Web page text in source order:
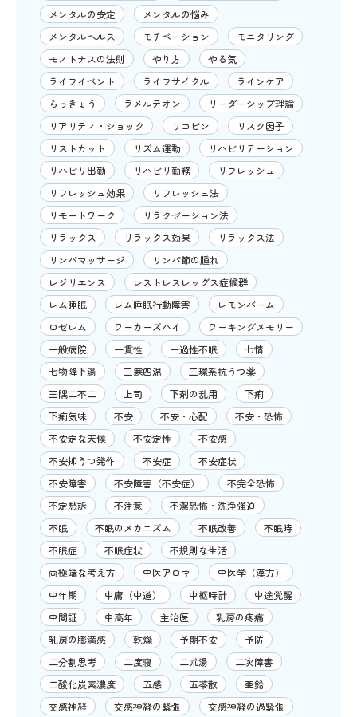
メンタルの安定
メンタルの悩み
メンタルヘルス
モチベーション
モニタリング
モノトナスの法則
やり方
やる気
ライフイベント
ライフサイクル
ラインケア
らっきょう
ラメルテオン
リーダーシップ理論
リアリティ・ショック
リコピン
リスク因子
リストカット
リズム運動
リハビリテーション
リハビリ出勤
リハビリ勤務
リフレッシュ
リフレッシュ効果
リフレッシュ法
リモートワーク
リラクゼーション法
リラックス
リラックス効果
リラックス法
リンパマッサージ
リンパ節の腫れ
レジリエンス
レストレスレッグス症候群
レム睡眠
レム睡眠行動障害
レモンバーム
ロゼレム
ワーカーズハイ
ワーキングメモリー
一般病院
一貫性 一過性不眠
七情
七物降下湯
三寒四温
三環系抗うつ薬
三隅二不二
上司 下剤の乱用
下痢
下痢気味
不安 不安・心配
不安・恐怖
不安定な天候
不安定性
不安感
不安抑うつ発作
不安症
不安症状
不安障害
不安障害（不安症）
不完全恐怖
不定愁訴
不注意
不潔恐怖・洗浄強迫
不眠
不眠のメカニズム 不眠改善
不眠時
不眠症
不眠症状
不規則な生活
両極端な考え方
中医アロマ
中医学（漢方）
中年期
中庸（中道） 中枢時計
中途覚醒
中間証
中高年 主治医
乳房の疼痛
乳房の膨満感
乾燥 予期不安
予防
二分割思考
二度寝 二朮湯
二次障害
二酸化炭素濃度
五感 五苓散
亜鉛
交感神経
交感神経の緊張
交感神経の過緊張